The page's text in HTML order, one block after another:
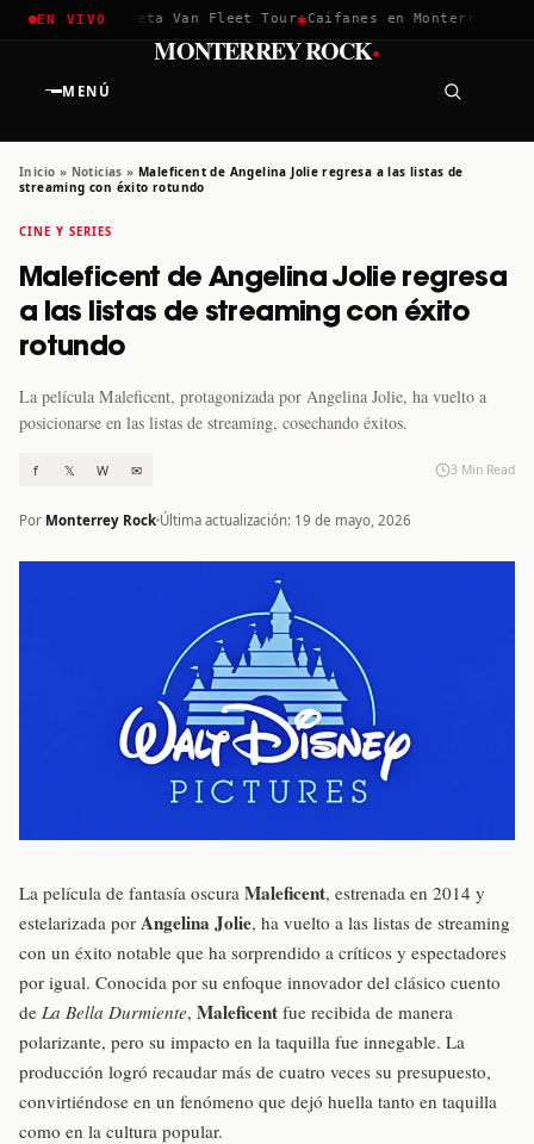
EN VIVO
2026 ✱Greta Van Fleet Tour✱Caifanes en Monterrey · 12
MENÚ
MONTERREY ROCK·
Inicio » Noticias » Maleficent de Angelina Jolie regresa a las listas de
streaming con éxito rotundo
CINE Y SERIES
Maleficent de Angelina Jolie regresa
a las listas de streaming con éxito
rotundo
La película Maleficent, protagonizada por Angelina Jolie, ha vuelto a
posicionarse en las listas de streaming, cosechando éxitos.
f 𝕏 W ✉ 3 Min Read
Por Monterrey Rock Última actualización: 19 de mayo, 2026
La película de fantasía oscura Maleficent, estrenada en 2014 y
estelarizada por Angelina Jolie, ha vuelto a las listas de streaming
con un éxito notable que ha sorprendido a críticos y espectadores
por igual. Conocida por su enfoque innovador del clásico cuento
de La Bella Durmiente, Maleficent fue recibida de manera
polarizante, pero su impacto en la taquilla fue innegable. La
producción logró recaudar más de cuatro veces su presupuesto,
convirtiéndose en un fenómeno que dejó huella tanto en taquilla
como en la cultura popular.